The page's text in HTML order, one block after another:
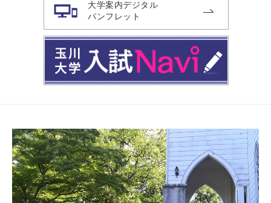
大学案内デジタル
パンフレット